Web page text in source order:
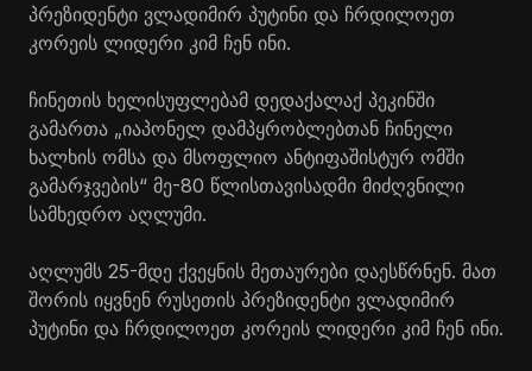
პრეზიდენტი ვლადიმირ პუტინი და ჩრდილოეთ
კორეის ლიდერი კიმ ჩენ ინი.
ჩინეთის ხელისუფლებამ დედაქალაქ პეკინში
გამართა „იაპონელ დამპყრობლებთან ჩინელი
ხალხის ომსა და მსოფლიო ანტიფაშისტურ ომში
გამარჯვების“ მე-80 წლისთავისადმი მიძღვნილი
სამხედრო აღლუმი.
აღლუმს 25-მდე ქვეყნის მეთაურები დაესწრნენ. მათ
შორის იყვნენ რუსეთის პრეზიდენტი ვლადიმირ
პუტინი და ჩრდილოეთ კორეის ლიდერი კიმ ჩენ ინი.